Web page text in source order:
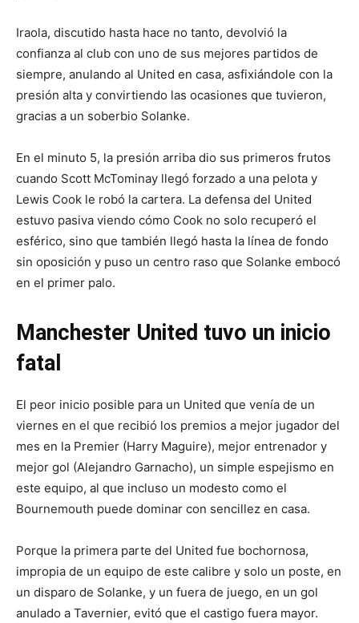
Iraola, discutido hasta hace no tanto, devolvió la
confianza al club con uno de sus mejores partidos de
siempre, anulando al United en casa, asfixiándole con la
presión alta y convirtiendo las ocasiones que tuvieron,
gracias a un soberbio Solanke.
En el minuto 5, la presión arriba dio sus primeros frutos
cuando Scott McTominay llegó forzado a una pelota y
Lewis Cook le robó la cartera. La defensa del United
estuvo pasiva viendo cómo Cook no solo recuperó el
esférico, sino que también llegó hasta la línea de fondo
sin oposición y puso un centro raso que Solanke embocó
en el primer palo.
Manchester United tuvo un inicio
fatal
El peor inicio posible para un United que venía de un
viernes en el que recibió los premios a mejor jugador del
mes en la Premier (Harry Maguire), mejor entrenador y
mejor gol (Alejandro Garnacho), un simple espejismo en
este equipo, al que incluso un modesto como el
Bournemouth puede dominar con sencillez en casa.
Porque la primera parte del United fue bochornosa,
impropia de un equipo de este calibre y solo un poste, en
un disparo de Solanke, y un fuera de juego, en un gol
anulado a Tavernier, evitó que el castigo fuera mayor.